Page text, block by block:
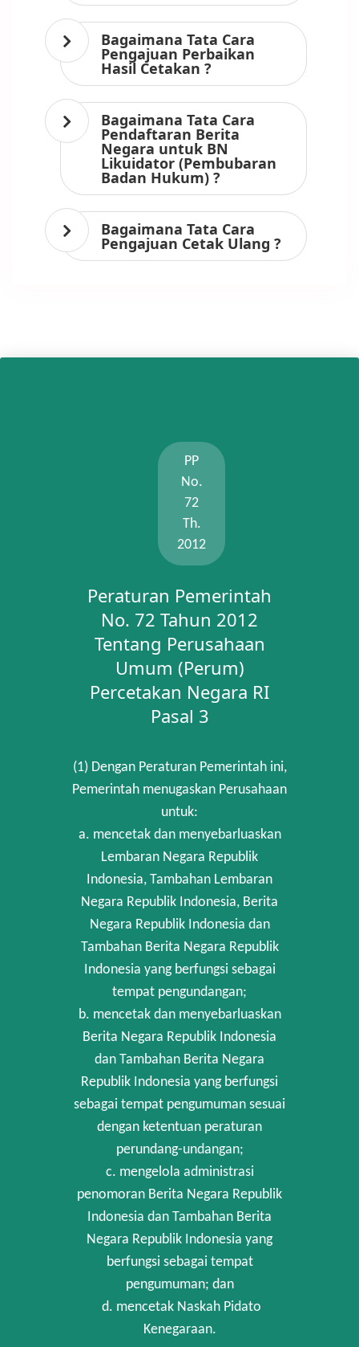
Bagaimana Tata Cara
Pengajuan Perbaikan
Hasil Cetakan ?
Bagaimana Tata Cara
Pendaftaran Berita
Negara untuk BN
Likuidator (Pembubaran
Badan Hukum) ?
Bagaimana Tata Cara
Pengajuan Cetak Ulang ?
PP
No.
72
Th.
2012
Peraturan Pemerintah
No. 72 Tahun 2012
Tentang Perusahaan
Umum (Perum)
Percetakan Negara RI
Pasal 3
(1) Dengan Peraturan Pemerintah ini,
Pemerintah menugaskan Perusahaan
untuk:
a. mencetak dan menyebarluaskan
Lembaran Negara Republik
Indonesia, Tambahan Lembaran
Negara Republik Indonesia, Berita
Negara Republik Indonesia dan
Tambahan Berita Negara Republik
Indonesia yang berfungsi sebagai
tempat pengundangan;
b. mencetak dan menyebarluaskan
Berita Negara Republik Indonesia
dan Tambahan Berita Negara
Republik Indonesia yang berfungsi
sebagai tempat pengumuman sesuai
dengan ketentuan peraturan
perundang-undangan;
c. mengelola administrasi
penomoran Berita Negara Republik
Indonesia dan Tambahan Berita
Negara Republik Indonesia yang
berfungsi sebagai tempat
pengumuman; dan
d. mencetak Naskah Pidato
Kenegaraan.